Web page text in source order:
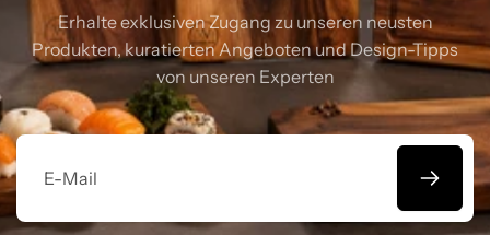
Erhalte exklusiven Zugang zu unseren neusten
Produkten, kuratierten Angeboten und Design-Tipps
von unseren Experten
E-